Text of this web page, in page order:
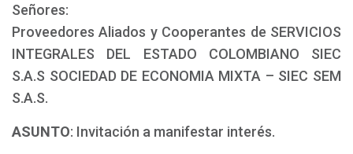
Señores:
Proveedores Aliados y Cooperantes de SERVICIOS
INTEGRALES DEL ESTADO COLOMBIANO SIEC
S.A.S SOCIEDAD DE ECONOMIA MIXTA – SIEC SEM
S.A.S.
ASUNTO: Invitación a manifestar interés.